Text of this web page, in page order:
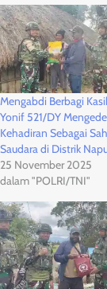
Mengabdi Berbagi
Yonif 521/DY
Kehadiran Sebagai
Saudara di Distrik
25 November 2025
dalam "POLRI/TNI"